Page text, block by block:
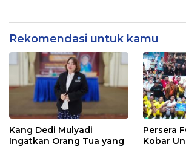
Rekomendasi untuk kamu
Kang Dedi Mulyadi
Ingatkan Orang Tua yang
Persera
Kobar